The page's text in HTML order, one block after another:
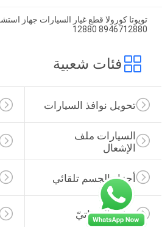
12880 8946712880
فئات شعبية
تحويل نوافذ السيارات
السيارات ملف
الإشعال
أجزاء الجسم تلقائي
Oil Filter ذاتيّ